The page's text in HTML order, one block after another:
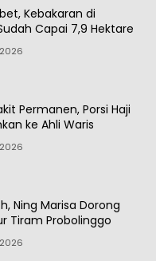
Kebakaran di
Capai 7,9 Hektare
Permanen, Porsi Haji
ke Ahli Waris
Ning Marisa Dorong
Tiram Probolinggo